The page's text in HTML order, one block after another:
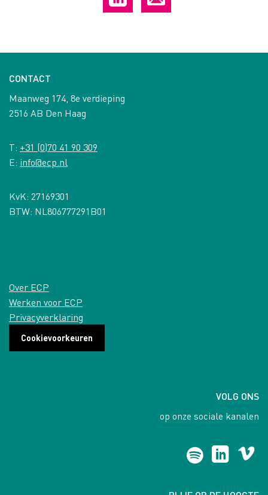
CONTACT
Maanweg 174, 8e verdieping
2516 AB Den Haag
T: +31 (0)70 41 90 309
E: info@ecp.nl
KvK: 27169301
BTW: NL806777291B01
Over ECP
Werken voor ECP
Privacyverklaring
Cookievoorkeuren
VOLG ONS
op onze sociale kanalen